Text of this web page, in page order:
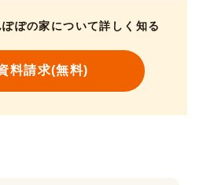
ぽの家について詳しく知る
料請求(無料)